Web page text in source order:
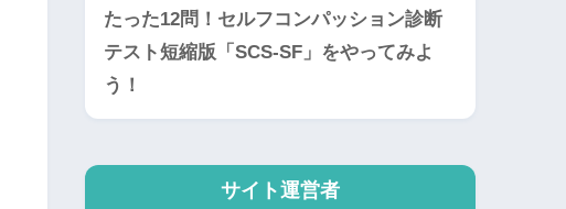
たった12問！セルフコンパッション診断
テスト短縮版「SCS-SF」をやってみよ
う！
サイト運営者